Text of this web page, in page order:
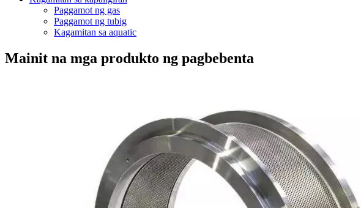
Paggamot ng gas
Paggamot ng tubig
Kagamitan sa aquatic
Mainit na mga produkto ng pagbebenta